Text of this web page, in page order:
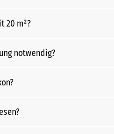
20 m²?
notwendig?